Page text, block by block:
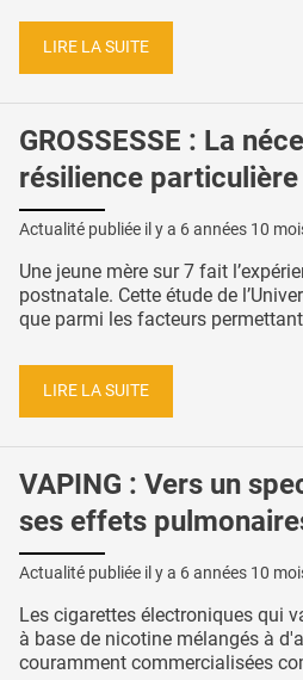
LIRE LA SUITE
GROSSESSE : La
résilience
Actualité publiée il y a 6 années 10
Une jeune mère sur 7 fait
postnatale. Cette étude de
que parmi les facteurs permettant
LIRE LA SUITE
VAPING : Vers un
ses effets
Actualité publiée il y a 6 années 10
Les cigarettes électroniques qui
à base de nicotine mélangés à
couramment commercialisées